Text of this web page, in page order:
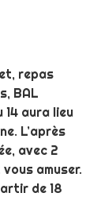
repas
BAL
aura lieu
L’après
avec 2
amuser.
de 18